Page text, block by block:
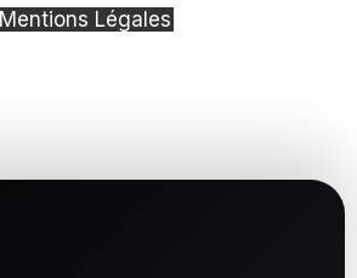
Mentions Légales